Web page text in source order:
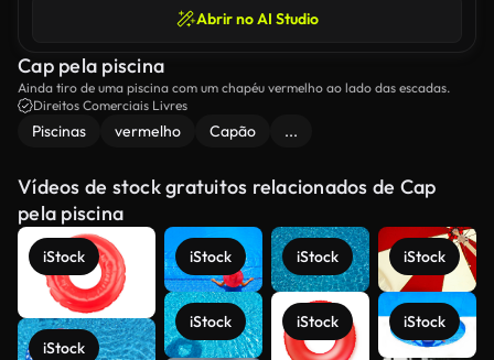
Abrir no AI Studio
Cap pela piscina
Ainda tiro de uma piscina com um chapéu vermelho ao lado das escadas.
Direitos Comerciais Livres
Piscinas vermelho Capão ...
Vídeos de stock gratuitos relacionados de Cap
pela piscina
iStock
iStock
iStock
iStock
iStock
iStock
iStock
iStock